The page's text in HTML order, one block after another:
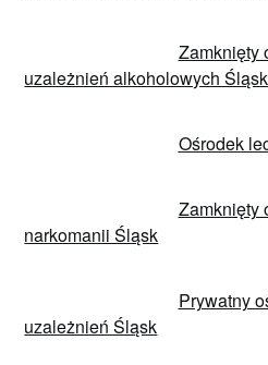
Zamknięty
uzależnień alkoholowych Śląsk
Ośrodek
Zamknięty
narkomanii Śląsk
Prywatny
uzależnień Śląsk